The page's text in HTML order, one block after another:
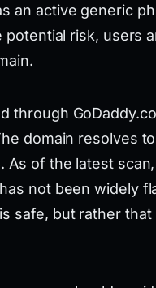
an active generic
risk, users
through
domain resolves
As of the latest
not been widely
safe, but rather